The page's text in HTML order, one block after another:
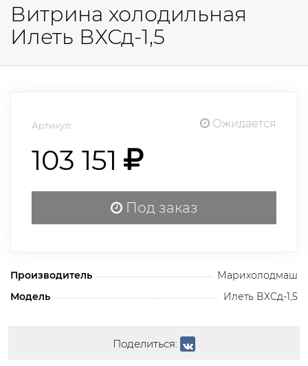
Витрина холодильная
Илеть ВХСд-1,5
Артикул: Ожидается
103 151
Под заказ
Производитель
Марихолодмаш
Модель
Илеть ВХСд-1,5
Поделиться: